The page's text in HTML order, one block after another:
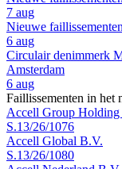
7 aug
Nieuwe
6 aug
Circulair denimmerk
Amsterdam
6 aug
Faillissementen in het
Accell Group Holding
S.13/26/1076
Accell Global B.V.
S.13/26/1080